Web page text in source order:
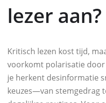
lezer aan?
Kritisch lezen kost tijd,
voorkomt polarisatie
je herkent desinformatie
keuzes—van stemgedrag